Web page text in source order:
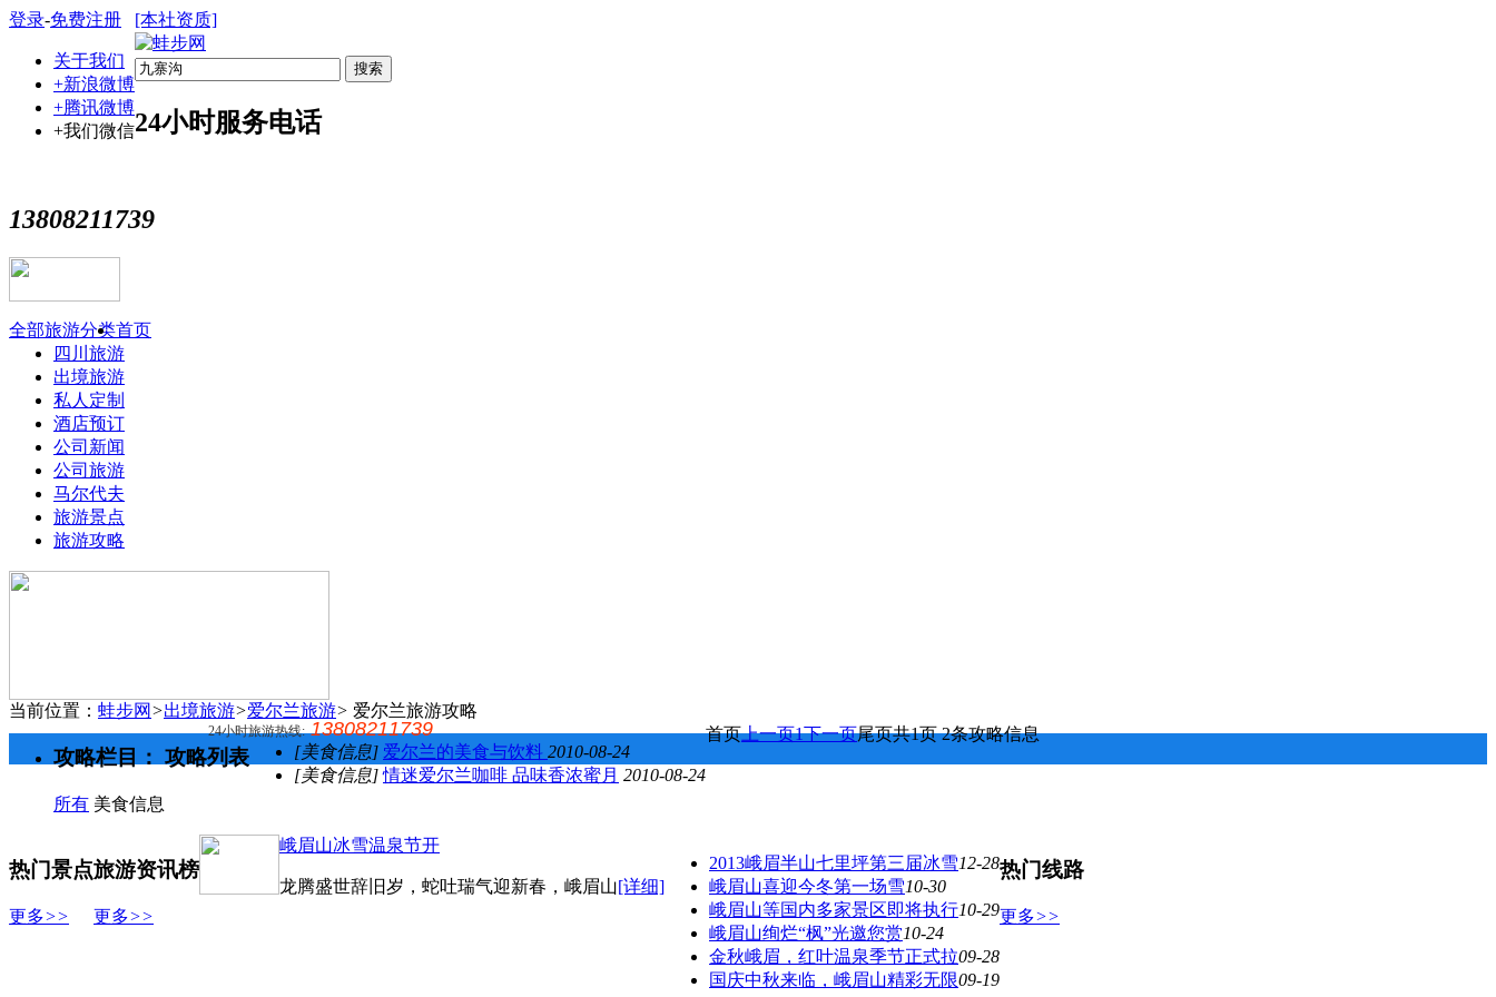
登录-免费注册
关于我们
+新浪微博
+腾讯微博
+我们微信
[本社资质]
搜索
24小时服务电话
13808211739
全部旅游分类首页
四川旅游
出境旅游
私人定制
酒店预订
公司新闻
公司旅游
马尔代夫
旅游景点
旅游攻略
当前位置： 蛙步网 >出境旅游>爱尔兰旅游> 爱尔兰旅游攻略
攻略栏目：
所有 美食信息
攻略列表 [美食信息] 爱尔兰的美食与饮料 2010-08-24
[美食信息] 情迷爱尔兰咖啡 品味香浓蜜月 2010-08-24
首页上一页1下一页尾页共1页 2条攻略信息
热门景点
更多>>
旅游资讯榜
更多>>
峨眉山冰雪温泉节开
龙腾盛世辞旧岁，蛇吐瑞气迎新春，峨眉山[详细]
2013峨眉半山七里坪第三届冰雪12-28
峨眉山喜迎今冬第一场雪10-30
峨眉山等国内多家景区即将执行10-29
峨眉山绚烂“枫”光邀您赏10-24
金秋峨眉，红叶温泉季节正式拉09-28
国庆中秋来临，峨眉山精彩无限09-19
热门线路
更多>>
24小时旅游热线: 13808211739